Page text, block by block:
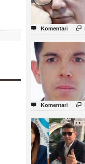
 Komentari 
 Komentari 